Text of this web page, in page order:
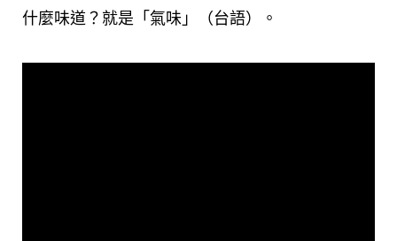
什麼味道？就是「氣味」（台語）。